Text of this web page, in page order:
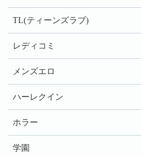
TL(ティーンズラブ)
レディコミ
メンズエロ
ハーレクイン
ホラー
学園